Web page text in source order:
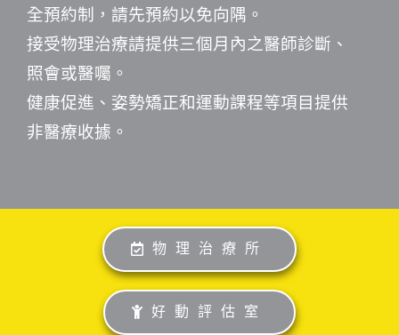
全預約制，請先預約以免向隅。
接受物理治療請提供三個月內之醫師診斷、
照會或醫囑。
健康促進、姿勢矯正和運動課程等項目提供
非醫療收據。
物理治療所
好動評估室